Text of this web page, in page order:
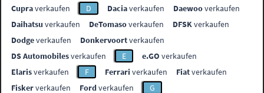
Cupraverkaufen D Daciaverkaufen Daewooverkaufen
Daihatsu verkaufen DeTomasoverkaufen DFSKverkaufen
Dodgeverkaufen Donkervoortverkaufen
DS Automobilesverkaufen E e.GO verkaufen
Elarisverkaufen F Ferrari verkaufen Fiatverkaufen
Fiskerverkaufen Fordverkaufen
G